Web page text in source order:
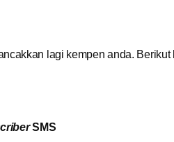
lagi kempen anda.
SMS